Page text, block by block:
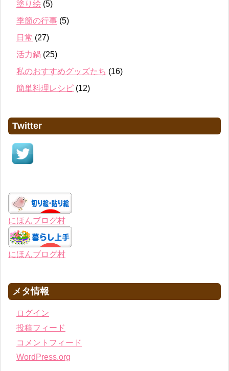
塗り絵 (5)
季節の行事 (5)
日常 (27)
活力鍋 (25)
私のおすすめグッズたち (16)
簡単料理レシピ (12)
Twitter
にほんブログ村
にほんブログ村
メタ情報
ログイン
投稿フィード
コメントフィード
WordPress.org